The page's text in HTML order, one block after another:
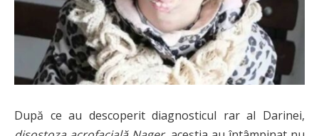
După ce au descoperit diagnosticul rar al Darinei,